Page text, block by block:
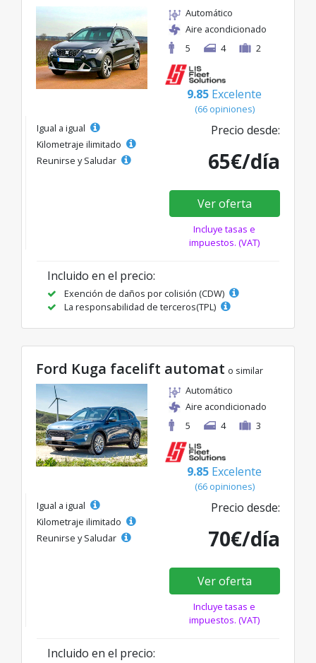
Automático
Aire acondicionado
5
4 2
9.85 Excelente
(66 opiniones)
Igual a igual
Kilometraje ilimitado
Reunirse y Saludar
Precio desde:
65€/día
Ver oferta
Incluye tasas e
impuestos. (VAT)
Incluido en el precio:
Exención de daños por colisión (CDW)
La responsabilidad de terceros(TPL)
Ford Kuga facelift automat o similar
Automático
Aire acondicionado
5
4 3
9.85 Excelente
(66 opiniones)
Igual a igual
Kilometraje ilimitado
Reunirse y Saludar
Precio desde:
70€/día
Ver oferta
Incluye tasas e
impuestos. (VAT)
Incluido en el precio: